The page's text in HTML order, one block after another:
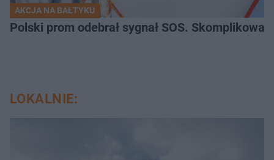
AKCJA NA BAŁTYKU
Polski prom odebrał sygnał SOS.
LOKALNIE: